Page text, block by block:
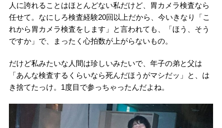
人に誇れることはほとんどない私だけど、胃カメラ検査なら
任せて。なにしろ検査経験20回以上だから、今いきなり「こ
れから胃カメラ検査をします」と言われても、「ほう、そう
ですか」で、まったく心拍数が上がらないもの。
だけど私みたいな人間は珍しいみたいで、年子の弟と父は
「あんな検査するくらいなら死んだほうがマシだッ」と、は
き捨てたっけ。1度目で参っちゃったんだよね。